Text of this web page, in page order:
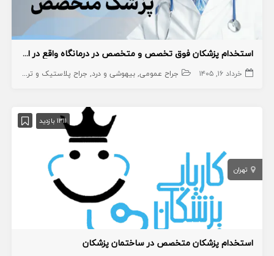
استخدام پزشکان فوق تخصص و متخصص در درمانگاه واقع در اسلامشهر
خرداد ۱۶, ۱۴۰۵ جراح عمومی بیهوشی و درد جراح پلاستیک و ترمیمی
1311 بازدید
تهران
استخدام پزشکان متخصص در ساختمان پزشکان